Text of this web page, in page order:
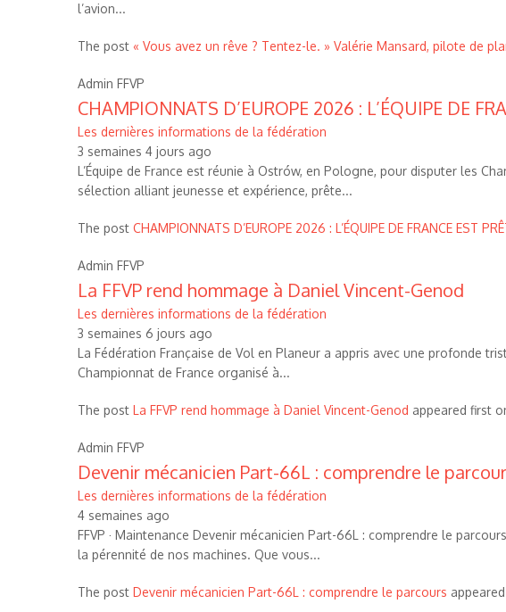
l’avion...
The post « Vous avez un rêve ? Tentez-le. » Valérie Mansard, pilote de
Admin FFVP
CHAMPIONNATS D’EUROPE 2026 : L’ÉQUIPE DE
Les dernières informations de la fédération
3 semaines 4 jours ago
L’Équipe de France est réunie à Ostrów, en Pologne, pour disputer les
sélection alliant jeunesse et expérience, prête...
The post CHAMPIONNATS D’EUROPE 2026 : L’ÉQUIPE DE FRANCE EST
Admin FFVP
La FFVP rend hommage à Daniel Vincent-Genod
Les dernières informations de la fédération
3 semaines 6 jours ago
La Fédération Française de Vol en Planeur a appris avec une profonde
Championnat de France organisé à...
The post La FFVP rend hommage à Daniel Vincent-Genod appeared first
Admin FFVP
Devenir mécanicien Part-66L : comprendre le
Les dernières informations de la fédération
4 semaines ago
FFVP · Maintenance Devenir mécanicien Part-66L : comprendre le
la pérennité de nos machines. Que vous...
The post Devenir mécanicien Part-66L : comprendre le parcours